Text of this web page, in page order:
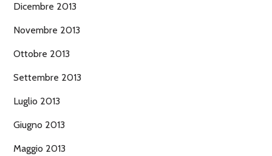
Dicembre 2013
Novembre 2013
Ottobre 2013
Settembre 2013
Luglio 2013
Giugno 2013
Maggio 2013